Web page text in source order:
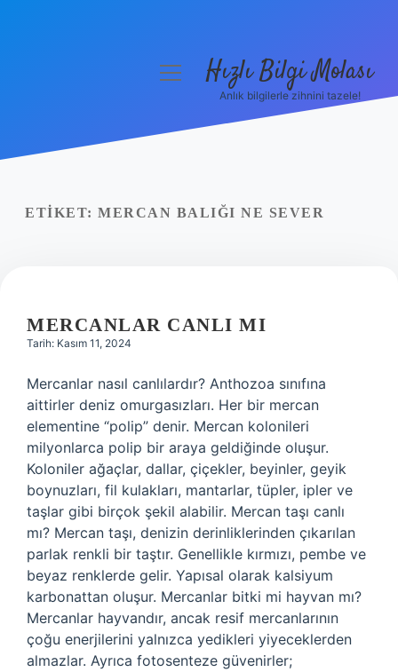
Yasal Uyarı
menüyüHızlı Bilgi Molası
Anlık bilgilerle zihnini tazele!
ETIKET: MERCAN BALIĞI NE SEVER
MERCANLAR CANLI MI
Tarih: Kasım 11, 2024
Mercanlar nasıl canlılardır? Anthozoa sınıfına
aittirler deniz omurgasızları. Her bir mercan
elementine “polip” denir. Mercan kolonileri
milyonlarca polip bir araya geldiğinde oluşur.
Koloniler ağaçlar, dallar, çiçekler, beyinler, geyik
boynuzları, fil kulakları, mantarlar, tüpler, ipler ve
taşlar gibi birçok şekil alabilir. Mercan taşı canlı
mı? Mercan taşı, denizin derinliklerinden çıkarılan
parlak renkli bir taştır. Genellikle kırmızı, pembe ve
beyaz renklerde gelir. Yapısal olarak kalsiyum
karbonattan oluşur. Mercanlar bitki mi hayvan mı?
Mercanlar hayvandır, ancak resif mercanlarının
çoğu enerjilerini yalnızca yedikleri yiyeceklerden
almazlar. Ayrıca fotosenteze güvenirler;